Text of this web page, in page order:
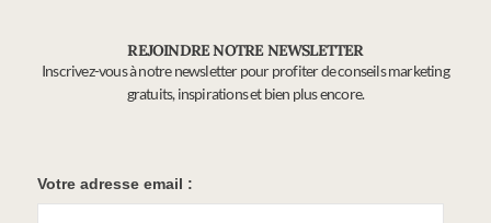
REJOINDRE NOTRE NEWSLETTER
Inscrivez-vous à notre newsletter pour profiter de conseils marketing
gratuits, inspirations et bien plus encore.